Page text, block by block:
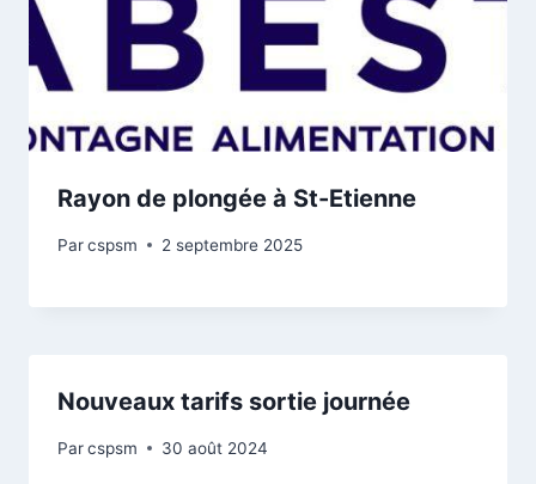
Rayon de plongée à St-Etienne
Parcspsm 2 septembre 2025
Nouveaux tarifs sortie journée
Parcspsm 30 août 2024